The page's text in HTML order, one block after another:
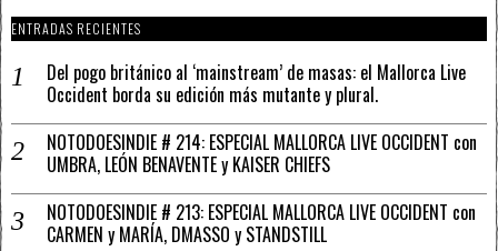
ENTRADAS RECIENTES
Del pogo británico al ‘mainstream’ de masas: el Mallorca Live
Occident borda su edición más mutante y plural.
NOTODOESINDIE # 214: ESPECIAL MALLORCA LIVE OCCIDENT con
UMBRA, LEÓN BENAVENTE y KAISER CHIEFS
NOTODOESINDIE # 213: ESPECIAL MALLORCA LIVE OCCIDENT con
CARMEN y MARÍA, DMASSO y STANDSTILL